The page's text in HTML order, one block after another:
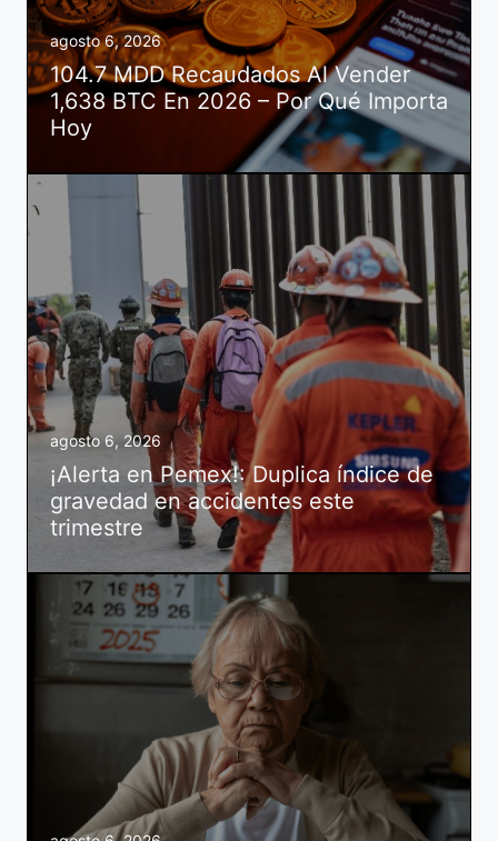
agosto 6, 2026
104.7 MDD Recaudados Al Vender
1,638 BTC En 2026 – Por Qué Importa
Hoy
agosto 6, 2026
¡Alerta en Pemex!: Duplica índice de
gravedad en accidentes este
trimestre